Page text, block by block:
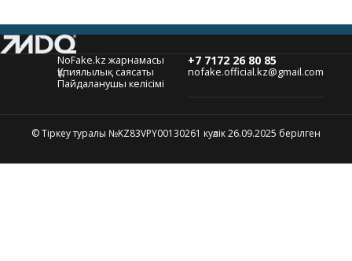
+7 7172 26 80 85
nofake.official.kz@gmail.com
NoFake.kz жарнамасы
Құпиялылық саясаты
Пайдаланушы келісімі
© Тіркеу туралы №KZ83VPY00130261 куәлік 26.09.2025 берілген